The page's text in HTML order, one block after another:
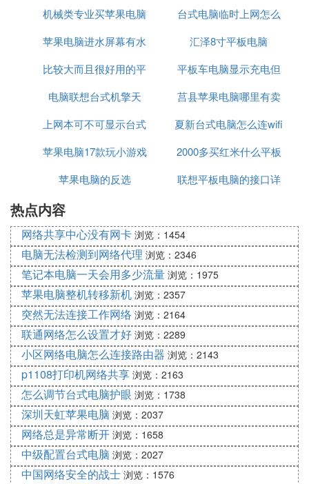
置
软件更新时出错
机械类专业买苹果电脑
台式电脑临时上网怎么
解决
苹果电脑进水屏幕有水
印保修
汇泽8寸平板电脑
比较大而且很好用的平
板电脑
平板车电脑显示充电但
充不进去
电脑联想台式机擎天
莒县苹果电脑哪里有卖
的
上网本可不可显示台式
机电脑内容
夏新台式电脑怎么连wifi
苹果电脑17款玩小游戏
可以吗
2000多买红米什么平板
电脑
苹果电脑的反选
联想平板电脑的接口详
热点内容
网络共享中心没有网卡 浏览：1454
电脑无法检测到网络代理 浏览：2346
笔记本电脑一天会用多少流量 浏览：1975
苹果电脑整机转移新机 浏览：2357
突然无法连接工作网络 浏览：2164
联通网络怎么设置才好 浏览：2289
小区网络电脑怎么连接路由器 浏览：2143
p1108打印机网络共享 浏览：2163
怎么调节台式电脑护眼 浏览：1738
深圳天虹苹果电脑 浏览：2037
网络总是异常断开 浏览：1658
中级配置台式电脑 浏览：2027
中国网络安全的战士 浏览：1576